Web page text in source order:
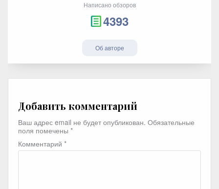
Написано обзоров
4393
Об авторе
Добавить комментарий
Ваш адрес email не будет опубликован. Обязательные
поля помечены *
Комментарий *